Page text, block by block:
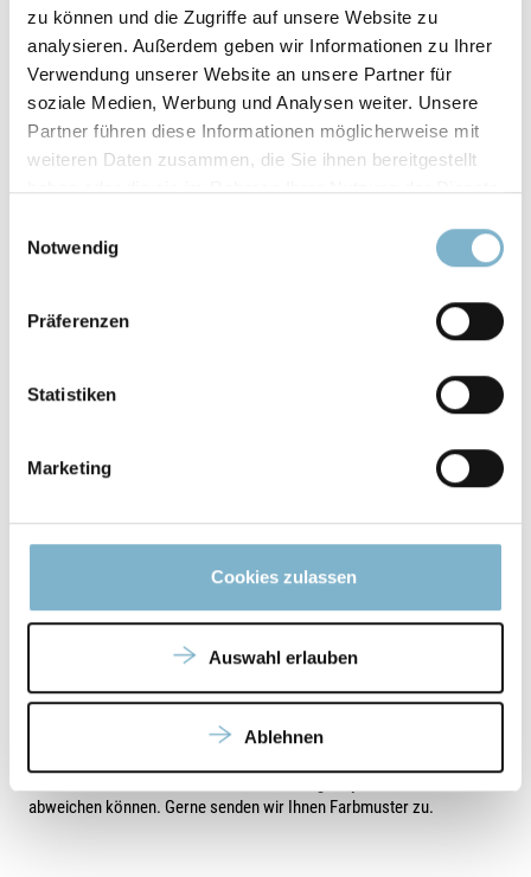
zu können und die Zugriffe auf unsere Website zu
analysieren. Außerdem geben wir Informationen zu Ihrer
Verwendung unserer Website an unsere Partner für
soziale Medien, Werbung und Analysen weiter. Unsere
Partner führen diese Informationen möglicherweise mit
weiteren Daten zusammen, die Sie ihnen bereitgestellt
haben oder die sie im Rahmen Ihrer Nutzung der Dienste
Notwendig
Präferenzen
Statistiken
Marketing
Cookies zulassen
Auswahl erlauben
Ablehnen
2,8 MPa
BRUCHDEHNUNG
190 %
SHOR3-HÄRTE
53 A
Weitere Informationen
Farben
abweichen können. Gerne senden wir Ihnen Farbmuster zu.